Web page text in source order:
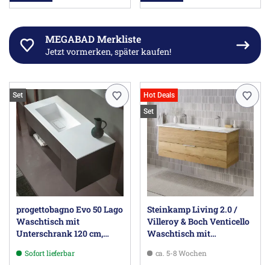
MEGABAD Merkliste
Jetzt vormerken, später kaufen!
Set
progettobagno Evo 50 Lago
Waschtisch mit
Unterschrank 120 cm,
Hahnloch
Sofort lieferbar
Hot Deals
Set
Steinkamp Living 2.0 /
Villeroy & Boch Venticello
Waschtisch mit
ca. 5-8 Wochen